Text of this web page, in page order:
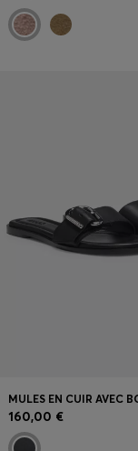
160,00 €